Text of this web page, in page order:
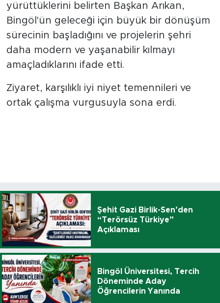
yürüttüklerini belirten Başkan Arıkan,
Bingöl'ün geleceği için büyük bir dönüşüm
sürecinin başladığını ve projelerin şehri
daha modern ve yaşanabilir kılmayı
amaçladıklarını ifade etti.
Ziyaret, karşılıklı iyi niyet temennileri ve
ortak çalışma vurgusuyla sona erdi.
Şehit Gazi Birlik-Sen’den
“Terörsüz Türkiye”
Açıklaması
Bingöl Üniversitesi, Tercih
Döneminde Aday
Öğrencilerin Yanında